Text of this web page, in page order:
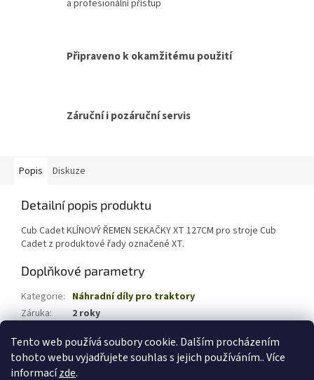
Tento web používá soubory cookie. Dalším procházením
tohoto webu vyjadřujete souhlas s jejich používáním.. Více
informacízde.
a profesionální přístup
Připraveno k okamžitému použití
Záruční i pozáruční servis
Popis Diskuze
Detailní popis produktu
Cub Cadet KLÍNOVÝ ŘEMEN SEKAČKY XT 127CM pro stroje Cub
Cadet z produktové řady označené XT.
Doplňkové parametry
Kategorie: Náhradní díly pro traktory
Záruka:
2 roky